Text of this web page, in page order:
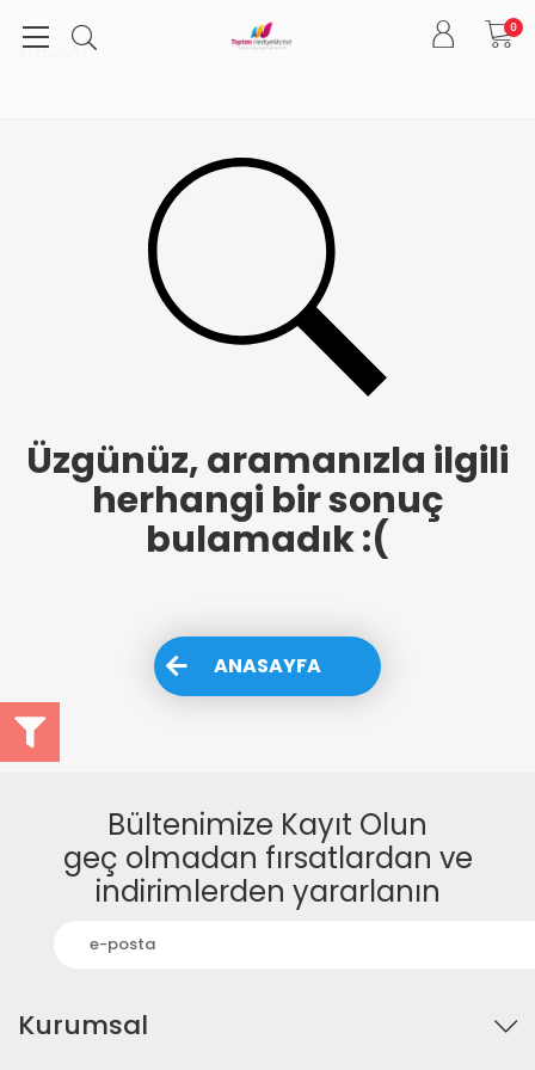
0
Anasayfa
Üzgünüz, aramanızla ilgili
herhangi bir sonuç
bulamadık :(
ANASAYFA
Bültenimize Kayıt Olun
geç olmadan fırsatlardan ve
indirimlerden yararlanın
Kurumsal